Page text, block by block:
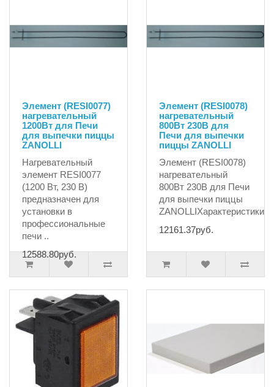
Элемент (RESI0077)
нагревательный
1200Вт для Печи
для выпечки пиццы
ZANOLLI
Нагревательный
элемент RESI0077
(1200 Вт, 230 В)
предназначен для
установки в
профессиональные
печи ..
12588.80руб.
Элемент (RESI0078)
нагревательный
800Вт 230В для
Печи для выпечки
пиццы ZANOLLI
Элемент (RESI0078)
нагревательный
800Вт 230В для Печи
для выпечки пиццы
12161.37руб.